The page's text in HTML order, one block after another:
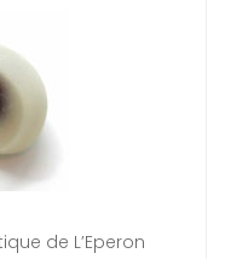
de L’Eperon